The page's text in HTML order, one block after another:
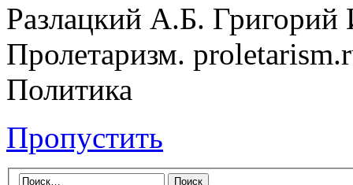
Разлацкий А.Б. Григорий
Пролетаризм.
Политика
Пропустить